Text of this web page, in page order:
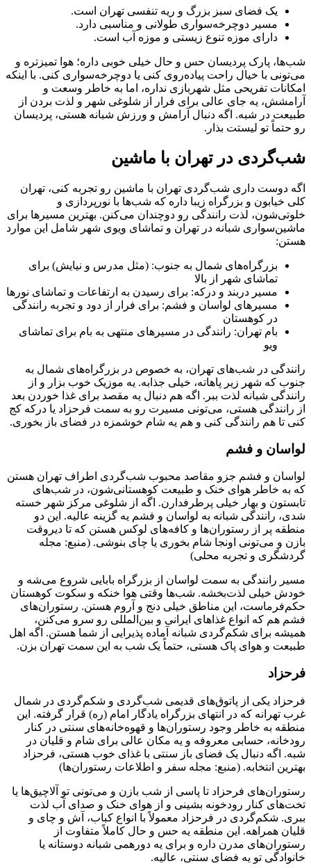
یک فضای سبز بزرگ و ریه تنفسی تهران است.
مسیر دوچرخه‌سواری طولانی و مناسبی دارد.
دارای موزه تنوع زیستی و موزه آب است.
شب‌ها، پارک پردیسان حس و حال خیلی خوبی داره؛ هوا تمیزتره و
می‌تونی با خیال راحت پیاده‌روی کنی یا دوچرخه‌سواری کنی. با اینکه
امکانات تفریحی مثل شهربازی نداره، اما به خاطر وسعت و
آرامشش، یه جای عالی برای فرار از شلوغی شهر و لذت بردن از
طبیعت در شبه. اگه دنبال آرامش و ورزش شبانه هستی، پردیسان
رو حتماً تو لیستت بذار.
شب‌گردی در تهران با ماشین
اگه دوست داری شب‌گردی تهران با ماشین رو تجربه کنی، تهران
کلی خیابون و بزرگراه زیبا داره که شب‌ها با نورپردازی و
خلوتی‌شون، لذت رانندگی رو دوچندان می‌کنن. بهترین مسیرها برای
ماشین‌سواری شبانه در تهران و تماشای ویوی شهر شامل این موارد
هستن:
بزرگراه‌های شمال به جنوب: (مثل مدرس و نیایش) برای
تماشای شهر از بالا
مسیر دربند و درکه: برای رسیدن به ارتفاعات و تماشای نورها
مسیرهای لواسان و فشم: برای فرار از دود و تجربه رانندگی
در کوهستان
بام تهران: رانندگی در مسیرهای منتهی به بام برای تماشای
ویو
رانندگی در شب‌های تهران، به خصوص در بزرگراه‌های شمال به
جنوب که شهر زیر پاهاته، خیلی جذابه. یه موزیک خوب بزار و از
رانندگی شبانه لذت ببر. اگه هم دنبال یه مقصد برای غذا خوردن بعد
از رانندگی هستی، می‌تونی مسیرت رو به سمت فرحزاد یا درکه کج
کنی تا هم رانندگی کنی و هم یه شام خوشمزه در فضای باز بخوری.
لواسان و فشم
لواسان و فشم جزو مقاصد محبوب شب‌گردی اطراف تهران هستن
که به خاطر هوای خنک و طبیعت کوهستانی‌شون، در شب‌های
تابستون و بهار خیلی پرطرفدارن. اگه از شلوغی مرکز شهر خسته
شدی، رانندگی شبانه به لواسان و فشم یه گزینه عالیه. این دو
منطقه پر از رستوران‌ها و کافه‌های لوکس هستن که تا دیروقت
بازن و می‌تونی اونجا شام بخوری یا چای بنوشی. (منبع: مجله
گردشگری و تجربه محلی)
مسیر رانندگی به سمت لواسان از بزرگراه بابایی شروع می‌شه و
خودش خیلی لذت‌بخشه. شب‌ها وقتی هوا خنکه و سکوت کوهستان
حکم‌فرماست، این مناطق خیلی دنج و آروم هستن. رستوران‌های
فشم هم که انواع غذاهای ایرانی و بین‌المللی رو سرو می‌کنن،
همیشه برای شکم‌گردی شبانه آماده پذیرایی از شما هستن. اگه اهل
طبیعت و هوای پاک هستی، حتماً یک شب به این سمت تهران بزن.
فرحزاد
فرحزاد یکی از پاتوق‌های قدیمی شب‌گردی و شکم‌گردی در شمال
غرب تهرانه که در انتهای بزرگراه یادگار امام (ره) قرار گرفته. این
منطقه به خاطر وجود رستوران‌ها و قهوه‌خانه‌های سنتی در کنار
رودخانه، حسابی معروفه و یه مکان عالی برای شام و قلیان در
شبه. اگه دنبال یک فضای باز سنتی با غذای خوب هستی، فرحزاد
بهترین انتخابه. (منبع: مجله سفر و اطلاعات رستوران‌ها)
رستوران‌های فرحزاد تا پاسی از شب بازن و می‌تونی تو آلاچیق‌ها یا
تخت‌های کنار رودخونه بشینی و از هوای خنک و صدای آب لذت
ببری. شکم‌گردی در فرحزاد معمولاً با انواع کباب، آش و چای و
قلیان همراهه. این منطقه یه حس و حال کاملاً متفاوت از
رستوران‌های مدرن داره و برای یه دورهمی شبانه دوستانه یا
خانوادگی تو یه فضای سنتی، عالیه.